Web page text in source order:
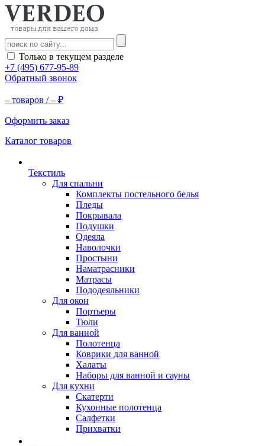
Только в текущем разделе
+7 (495) 677-95-89
Обратный звонок
– товаров /– ₽
Оформить заказ
Каталог товаров
Текстиль
Для спальни
Комплекты постельного белья
Пледы
Покрывала
Подушки
Одеяла
Наволочки
Простыни
Наматрасники
Матрасы
Пододеяльники
Для окон
Портьеры
Тюли
Для ванной
Полотенца
Коврики для ванной
Халаты
Наборы для ванной и сауны
Для кухни
Скатерти
Кухонные полотенца
Салфетки
Прихватки